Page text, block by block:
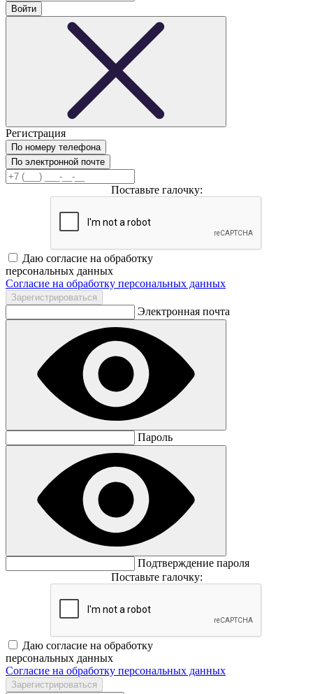
Регистрация
По номеру телефона
По электронной почте
Поставьте галочку:
Даю согласие на обработку
персональных данных
Согласие на обработку персональных данных
Электронная почта
Пароль
Подтверждение пароля
Поставьте галочку:
Даю согласие на обработку
персональных данных
Согласие на обработку персональных данных